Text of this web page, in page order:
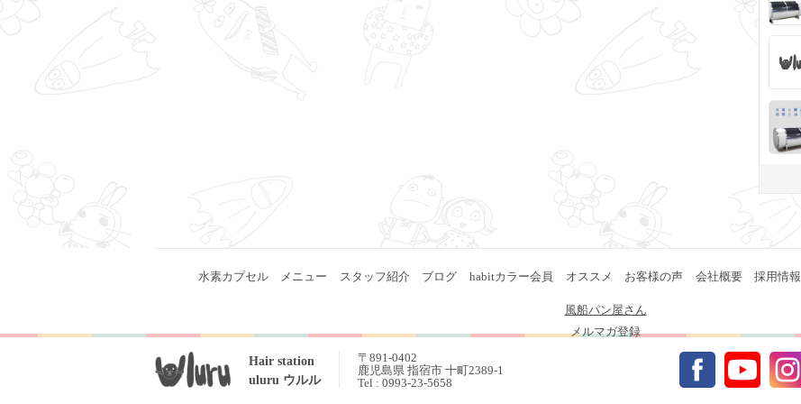
水素カプセル メニュー スタッフ紹介 ブログ habitカラー会員 オススメ お客様の声 会社概要 採用情報
メルマガ登録
風船パン屋さん
Hair station
uluru ウルル
〒891-0402
鹿児島県 指宿市 十町2389-1
Tel : 0993-23-5658